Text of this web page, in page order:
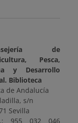
de
Pesca,
y Desarrollo
Biblioteca
de Andalucía
s/n
Sevilla
955 032 046